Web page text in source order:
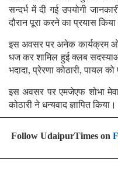
सन्दर्भ में दी गई उपयोगी
दौरान पूरा करने का प्रयास किया
इस अवसर पर अनेक कार्यक्रम
धज कर शामिल हुई क्लब सदस्याओं
भदादा, प्रेरणा कोठारी, पायल
इस अवसर पर एमजेएफ शोभा
कोठारी ने धन्यवाद ज्ञापित किया।
Follow UdaipurTimes on